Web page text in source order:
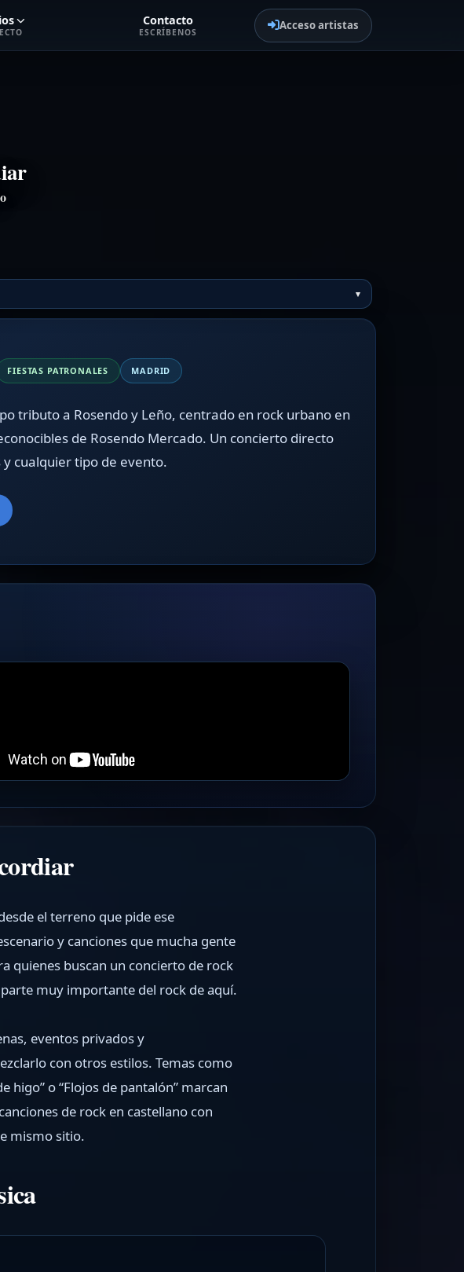
Contacto
ESCRÍBENOS
Acceso artistas
FIESTAS PATRONALES MADRID
tributo a Rosendo y Leño, centrado en rock urbano en
de Rosendo Mercado. Un concierto directo
cualquier tipo de evento.
el terreno que pide ese
y canciones que mucha gente
quienes buscan un concierto de rock
muy importante del rock de aquí.
eventos privados y
con otros estilos. Temas como
higo” o “Flojos de pantalón” marcan
de rock en castellano con
mismo sitio.